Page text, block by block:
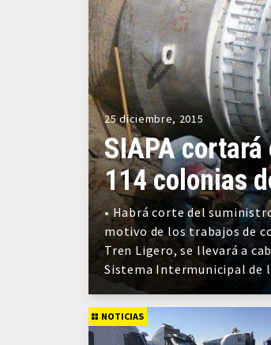
25 diciembre, 2015
SIAPA
114 colonias
• Habrá corte del
motivo de los trabajos de
Tren Ligero, se llevará a
Sistema Intermunicipal de
NOTICIAS